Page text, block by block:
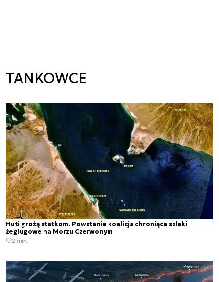
TANKOWCE
Huti grożą statkom. Powstanie koalicja chroniąca szlaki
żeglugowe na Morzu Czerwonym
2 min.